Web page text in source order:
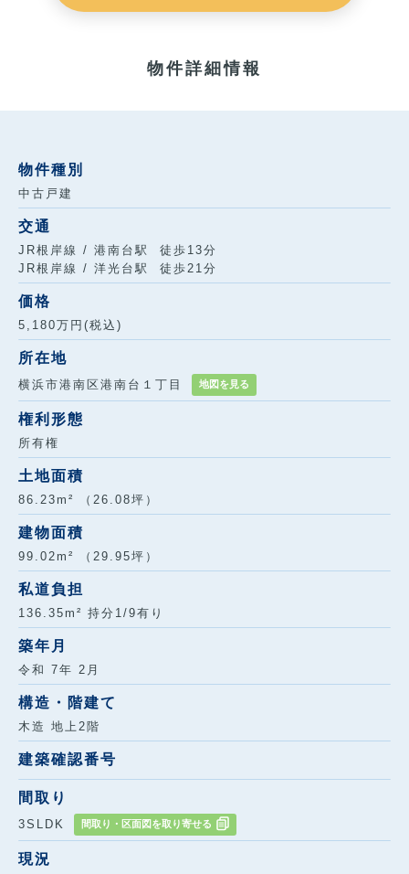
物件詳細情報
物件種別
中古戸建
交通
JR根岸線 / 港南台駅 徒歩13分
JR根岸線 / 洋光台駅 徒歩21分
価格
5,180万円(税込)
所在地
横浜市港南区港南台１丁目 地図を見る
権利形態
所有権
土地面積
86.23m² （26.08坪）
建物面積
99.02m² （29.95坪）
私道負担
136.35m² 持分1/9有り
築年月
令和 7年 2月
構造・階建て
木造 地上2階
建築確認番号
間取り
3SLDK 間取り・区面図を取り寄せる
現況